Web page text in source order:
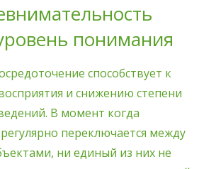
понимания
способствует к
и снижению степени
В момент когда
переключается между
ни единый из них не